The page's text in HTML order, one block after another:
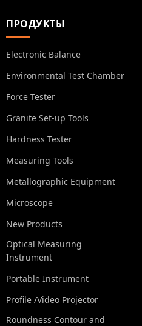
ПРОДУКТЫ
Electronic Balance
Environmental Test Chamber
Force Tester
Granite Set-up Tools
Hardness Tester
Measuring Tools
Metallographic Equipment
Microscope
New Products
Optical Measuring
Instrument
Portable Instrument
Profile /Video Projector
Roundness Contour and